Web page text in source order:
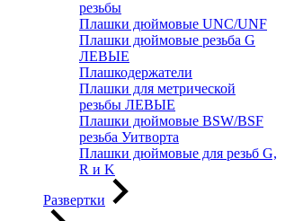
резьбы
Плашки дюймовые UNC/UNF
Плашки дюймовые резьба G
ЛЕВЫЕ
Плашкодержатели
Плашки для метрической
резьбы ЛЕВЫЕ
Плашки дюймовые BSW/BSF
резьба Уитворта
Плашки дюймовые для резьб G,
R и K
Развертки